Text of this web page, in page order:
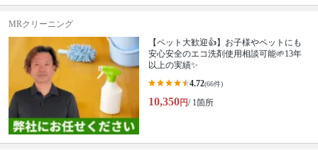
MRクリーニング
【ペット大歓迎👍】お子様やペットにも
安心安全のエコ洗剤使用相談可能🌱13年
以上の実績✨
4.72(66件)
10,350円/ 1箇所